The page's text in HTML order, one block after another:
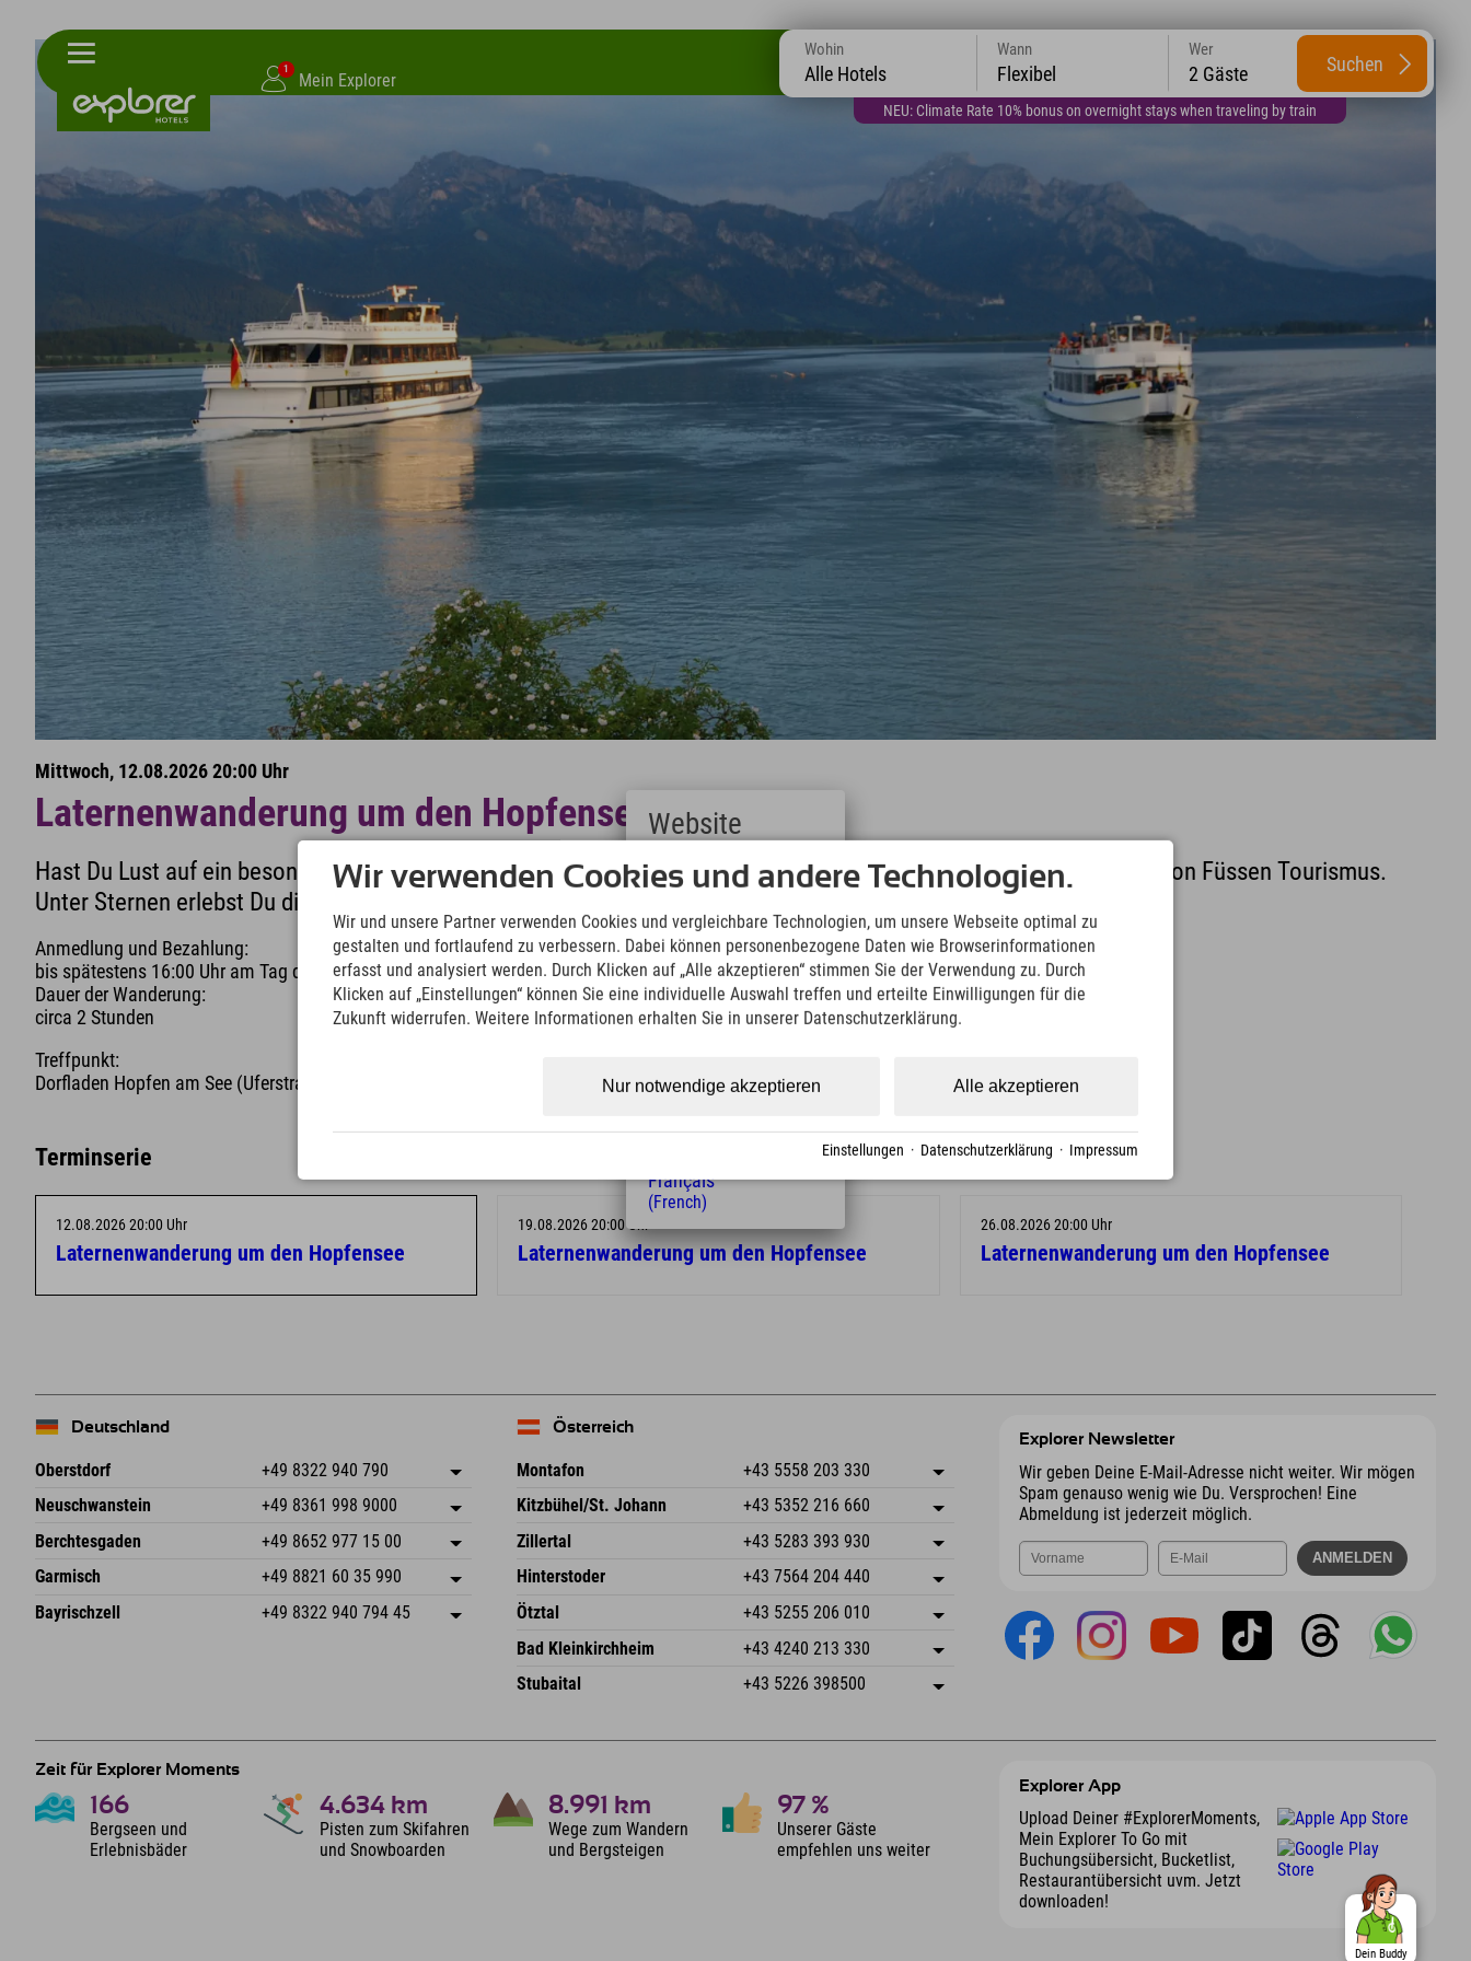
1
Mein Explorer
NEU: Climate Rate 10% bonus on overnight stays when traveling by train
Wohin
Alle Hotels
Wann
Flexibel
Wer
2 Gäste Suchen
Mittwoch, 12.08.2026 20:00 Uhr
Laternenwanderung um den Hopfensee
Hast Du Lust auf ein besonderes Abendabenteuer? Wir empfehlen die Laternenwanderung rund um den Hopfensee von Füssen Tourismus.
Unter Sternen erlebst Du die Allgäuer Riviera ganz romantisch.
Anmedlung und Bezahlung:
bis spätestens 16:00 Uhr am Tag der Veranstaltung bei der Tourist Information Füssen erforderlich.
Dauer der Wanderung:
circa 2 Stunden
Treffpunkt:
Dorfladen Hopfen am See (Uferstraße 21a)
Terminserie
12.08.2026 20:00 Uhr
Laternenwanderung um den Hopfensee
19.08.2026 20:00 Uhr
Laternenwanderung um den Hopfensee
26.08.2026 20:00 Uhr
Laternenwanderung um den Hopfensee
Deutschland
Oberstdorf +49 8322 940 790
An der Breitach 3
Deutschland
Adresse speichern
Buchen
Neuschwanstein +49 8361 998 9000
An der Riese 45
87484 Nesselwang im Allgäu
Deutschland
Adresse speichern
Buchen
Berchtesgaden +49 8652 977 15 00
Hofreitstr. 7
Deutschland
Adresse speichern
Buchen
Garmisch +49 8821 60 35 990
Frickenstraße 22
82490 Farchant
Adresse speichern
Bayrischzell +49 8322 940 794 45
Österreich
Montafon +43 5558 203 330
Dorfstr. 127b
Österreich
Adresse speichern
Buchen
Kitzbühel/St. Johann +43 5352 216 660
Speckbacherstraße 87
Österreich
Adresse speichern
Buchen
Zillertal +43 5283 393 930
Schmiedau 2
Österreich
Adresse speichern
Buchen
Hinterstoder +43 7564 204 440
Freizeitpark 10
Österreich
Adresse speichern
Buchen
Ötztal +43 5255 206 010
Gscheat 14
Österreich
Adresse speichern
Buchen
Bad Kleinkirchheim +43 4240 213 330
Dorfstraße 24
Adresse speichern
Mail senden
Stubaital +43 5226 398500
Explorer Newsletter
Wir geben Deine E-Mail-Adresse nicht weiter. Wir mögen
Spam genauso wenig wie Du. Versprochen! Eine
Abmeldung ist jederzeit möglich.
Explorer App
Upload Deiner #ExplorerMoments,
Mein Explorer To Go mit
Buchungsübersicht, Bucketlist,
Restaurantübersicht uvm. Jetzt
downloaden!
Zeit für Explorer Moments
166
Bergseen und
Erlebnisbäder
4.634 km
Pisten zum Skifahren
und Snowboarden
8.991 km
Wege zum Wandern
und Bergsteigen
97 %
Unserer Gäste
empfehlen uns weiter
Dein Buddy
Wir verwenden Cookies und andere Technologien.
Wir und unsere Partner verwenden Cookies und vergleichbare Technologien, um unsere Webseite optimal zu
gestalten und fortlaufend zu verbessern. Dabei können personenbezogene Daten wie Browserinformationen
erfasst und analysiert werden. Durch Klicken auf „Alle akzeptieren“ stimmen Sie der Verwendung zu. Durch
Klicken auf „Einstellungen“ können Sie eine individuelle Auswahl treffen und erteilte Einwilligungen für die
Zukunft widerrufen. Weitere Informationen erhalten Sie in unserer Datenschutzerklärung.
Alle akzeptieren
Nur notwendige akzeptieren
Einstellungen · Datenschutzerklärung · Impressum
Website
Deutsch
(German)
English
(English)
Italiano
(Italian)
Čeština
(Czech)
Magyar
Nederlands
Français
(French)